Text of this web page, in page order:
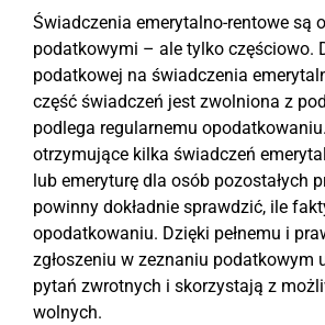
Świadczenia emerytalno-rentowe są
podatkowymi – ale tylko częściowo.
podatkowej na świadczenia
część świadczeń jest zwolniona z
podlega regularnemu
otrzymujące kilka świadczeń
lub emeryturę dla osób pozostałych
powinny dokładnie sprawdzić, ile
opodatkowaniu. Dzięki pełnemu i
zgłoszeniu w zeznaniu podatkowym
pytań zwrotnych i skorzystają z
wolnych.